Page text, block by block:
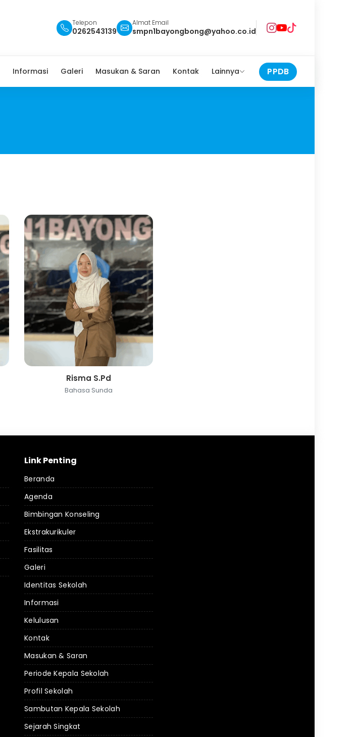
Telepon
0262543139
Almat Email
smpn1bayongbong@yahoo.co.id
Informasi Galeri Masukan & Saran Kontak Lainnya PPDB
Risma S.Pd
Bahasa Sunda
Link Penting
Beranda
Agenda
Bimbingan Konseling
Ekstrakurikuler
Fasilitas
Galeri
Identitas Sekolah
Informasi
Kelulusan
Kontak
Masukan & Saran
Periode Kepala Sekolah
Profil Sekolah
Sambutan Kepala Sekolah
Sejarah Singkat